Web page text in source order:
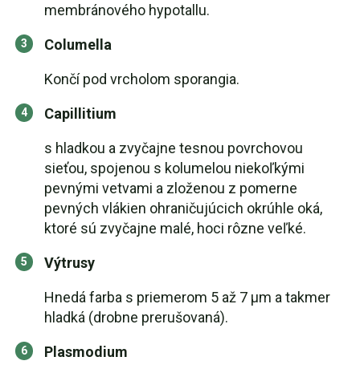
membránového hypotallu.
Columella
Končí pod vrcholom sporangia.
Capillitium
s hladkou a zvyčajne tesnou povrchovou
sieťou, spojenou s kolumelou niekoľkými
pevnými vetvami a zloženou z pomerne
pevných vlákien ohraničujúcich okrúhle oká,
ktoré sú zvyčajne malé, hoci rôzne veľké.
Výtrusy
Hnedá farba s priemerom 5 až 7 µm a takmer
hladká (drobne prerušovaná).
Plasmodium